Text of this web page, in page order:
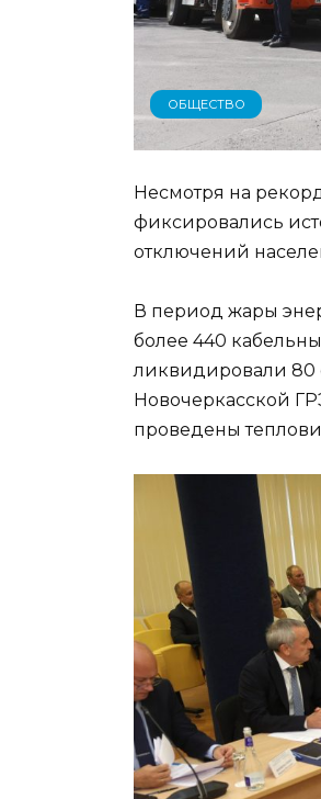
ОБЩЕСТВО
Несмотря на
фиксировались
отключений
В период жары
более 440
ликвидировали 80
Новочеркасской
проведены